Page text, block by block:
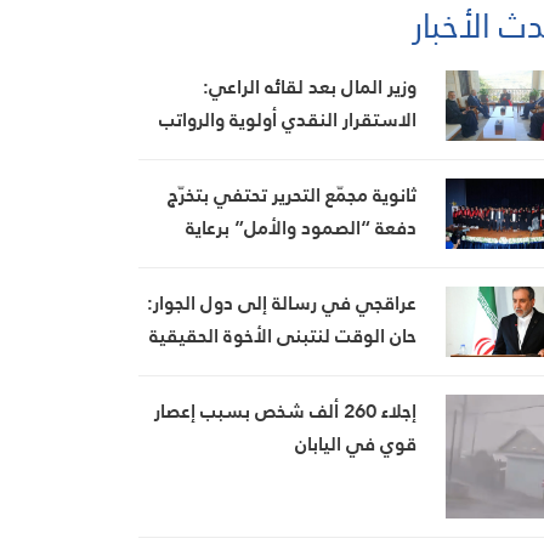
الأخبار
وزير المال بعد لقائه الراعي:
الاستقرار النقدي أولوية والرواتب
ثانوية مجمّع التحرير تحتفي بتخرّج
دفعة “الصمود والأمل” برعاية
عراقجي في رسالة إلى دول الجوار:
حان الوقت لنتبنى الأخوة الحقيقية
إجلاء 260 ألف شخص بسبب إعصار
قوي في اليابان